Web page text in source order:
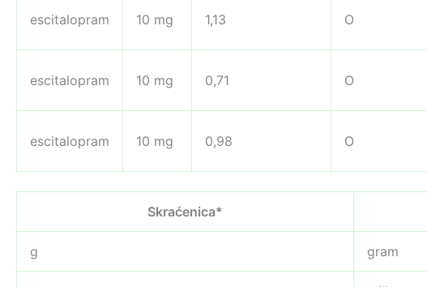
escitalopram 10 mg 1,13 O
escitalopram 10 mg 0,71 O
escitalopram 10 mg 0,98 O
Skraćenica*
g gram